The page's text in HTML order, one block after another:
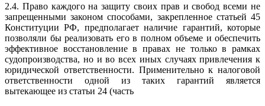
2.4. Право каждого на защиту своих прав и свобод всеми не
запрещенными законом способами, закрепленное статьей 45
Конституции РФ, предполагает наличие гарантий, которые
позволяли бы реализовать его в полном объеме и обеспечить
эффективное восстановление в правах не только в рамках
судопроизводства, но и во всех иных случаях привлечения к
юридической ответственности. Применительно к налоговой
ответственности одной из таких гарантий является
вытекающее из статьи 24 (часть